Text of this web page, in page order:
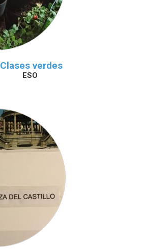
Clases verdes
ESO